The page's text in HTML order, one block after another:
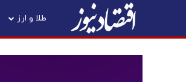
طلا و ارز